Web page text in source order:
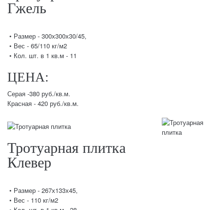
Гжель
• Размер - 300х300х30/45,
• Вес - 65/110 кг/м2
• Кол. шт. в 1 кв.м - 11
ЦЕНА:
Серая -380 руб./кв.м.
Красная - 420 руб./кв.м.
Тротуарная плитка
Клевер
• Размер - 267х133х45,
• Вес - 110 кг/м2